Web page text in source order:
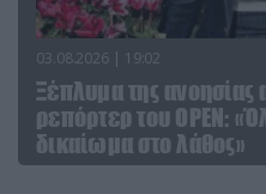
03.08.2026 | 19:02
Ξέπλυμα της ανοησίας
ρεπόρτερ του ΟΡΕΝ:
δικαίωμα στο λάθος»